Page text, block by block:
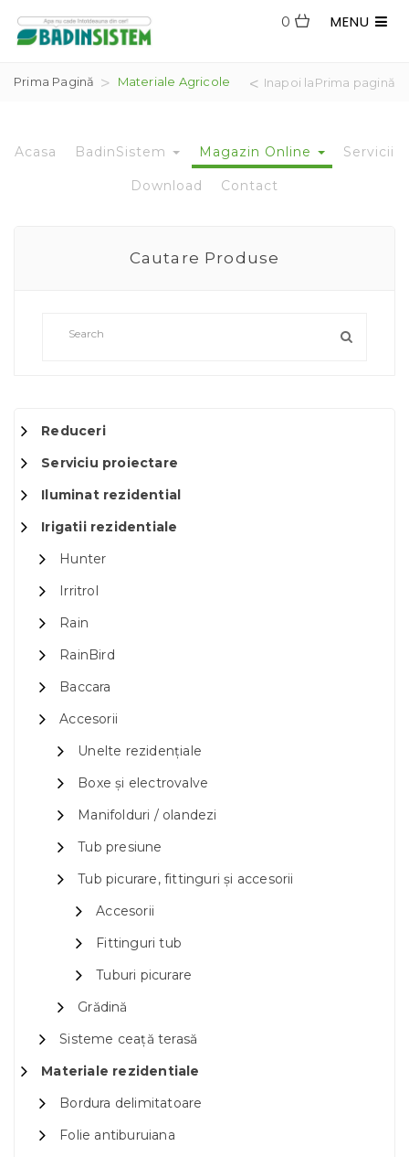
MENU
0
Prima Pagină Materiale Agricole Inapoi laPrima pagină
Acasa BadinSistem Magazin Online Servicii
Download Contact
Cautare Produse
Reduceri
Serviciu proiectare
Iluminat rezidential
Irigatii rezidentiale
Hunter
Irritrol
Rain
RainBird
Baccara
Accesorii
Unelte rezidențiale
Boxe și electrovalve
Manifolduri / olandezi
Tub presiune
Tub picurare, fittinguri și accesorii
Accesorii
Fittinguri tub
Tuburi picurare
Grădină
Sisteme ceață terasă
Materiale rezidentiale
Bordura delimitatoare
Folie antiburuiana